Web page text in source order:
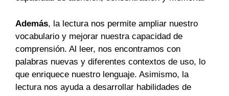
Además, la lectura nos permite ampliar nuestro
vocabulario y mejorar nuestra capacidad de
comprensión. Al leer, nos encontramos con
palabras nuevas y diferentes contextos de uso, lo
que enriquece nuestro lenguaje. Asimismo, la
lectura nos ayuda a desarrollar habilidades de